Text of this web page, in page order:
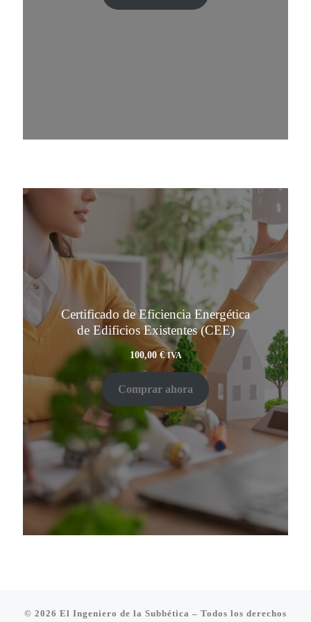
Certificado de Eficiencia Energética
de Edificios Existentes (CEE)
100,00€ IVA
Comprar ahora
© 2026 El Ingeniero de la Subbética – Todos los derechos